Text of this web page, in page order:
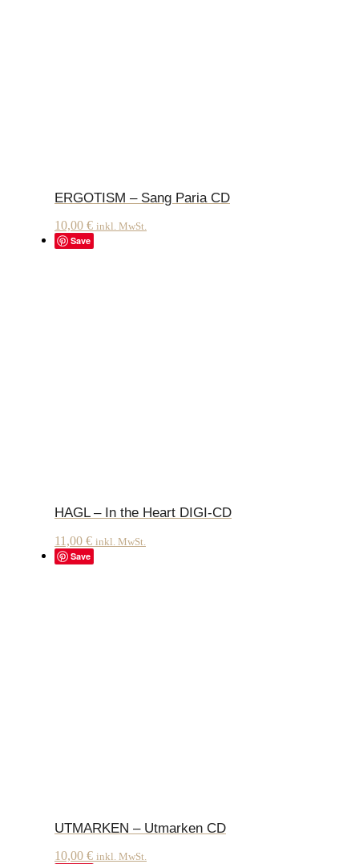
ERGOTISM – Sang Paria CD
10,00 € inkl. MwSt.
Save
HAGL – In the Heart DIGI-CD
11,00 € inkl. MwSt.
Save
UTMARKEN – Utmarken CD
10,00 € inkl. MwSt.